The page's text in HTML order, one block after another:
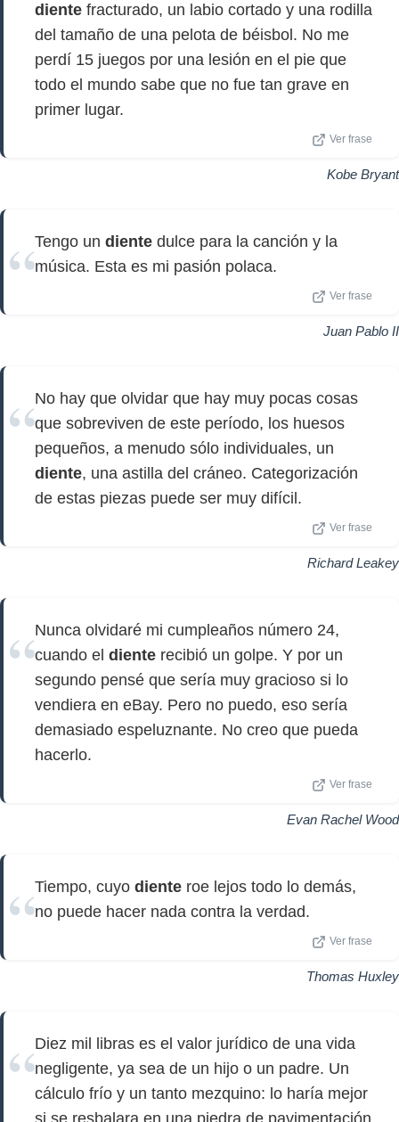
diente fracturado, un labio cortado y una rodilla
del tamaño de una pelota de béisbol. No me
perdí 15 juegos por una lesión en el pie que
todo el mundo sabe que no fue tan grave en
primer lugar.
Ver frase
Kobe Bryant
Tengo un diente dulce para la canción y la
música. Esta es mi pasión polaca.
Ver frase
Juan Pablo II
No hay que olvidar que hay muy pocas cosas
que sobreviven de este período, los huesos
pequeños, a menudo sólo individuales, un
diente, una astilla del cráneo. Categorización
de estas piezas puede ser muy difícil.
Ver frase
Richard Leakey
Nunca olvidaré mi cumpleaños número 24,
cuando el diente recibió un golpe. Y por un
segundo pensé que sería muy gracioso si lo
vendiera en eBay. Pero no puedo, eso sería
demasiado espeluznante. No creo que pueda
hacerlo.
Ver frase
Evan Rachel Wood
Tiempo, cuyo diente roe lejos todo lo demás,
no puede hacer nada contra la verdad.
Ver frase
Thomas Huxley
Diez mil libras es el valor jurídico de una vida
negligente, ya sea de un hijo o un padre. Un
cálculo frío y un tanto mezquino: lo haría mejor
si se resbalara en una piedra de pavimentación